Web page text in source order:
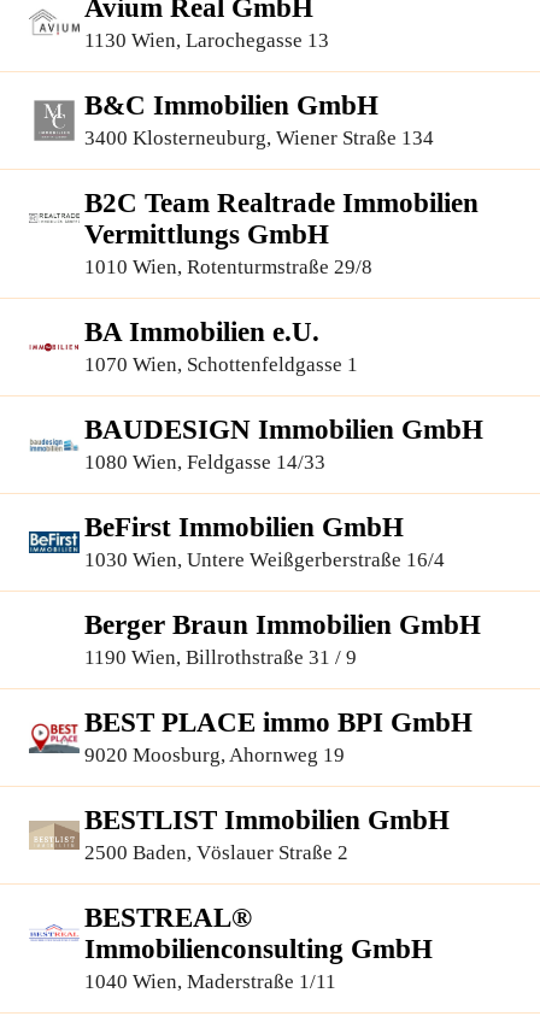
Avium Real GmbH
1130 Wien, Larochegasse 13
B&C Immobilien GmbH
3400 Klosterneuburg, Wiener Straße 134
B2C Team Realtrade Immobilien
Vermittlungs GmbH
1010 Wien, Rotenturmstraße 29/8
BA Immobilien e.U.
1070 Wien, Schottenfeldgasse 1
BAUDESIGN Immobilien GmbH
1080 Wien, Feldgasse 14/33
BeFirst Immobilien GmbH
1030 Wien, Untere Weißgerberstraße 16/4
Berger Braun Immobilien GmbH
1190 Wien, Billrothstraße 31 / 9
BEST PLACE immo BPI GmbH
9020 Moosburg, Ahornweg 19
BESTLIST Immobilien GmbH
2500 Baden, Vöslauer Straße 2
BESTREAL®
Immobilienconsulting GmbH
1040 Wien, Maderstraße 1/11